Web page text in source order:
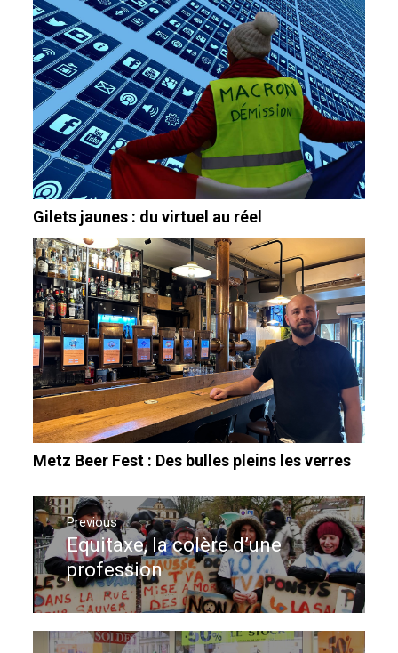
Gilets jaunes : du virtuel au réel
Metz Beer Fest : Des bulles pleins les verres
Navigation
de
l’article
Previous
Previous
post:
Equitaxe, la colère d’une
profession